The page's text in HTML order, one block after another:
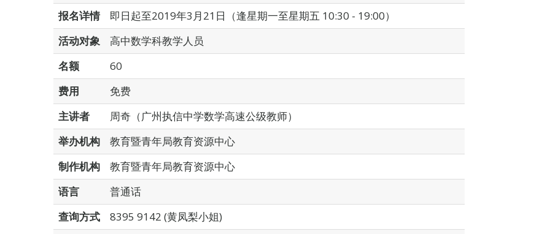
报名详情
即日起至2019年3月21日（逢星期一至星期五 10:30 - 19:00）
活动对象
高中数学科教学人员
名额
60
费用
免费
主讲者
周奇（广州执信中学数学高速公级教师）
举办机构
教育暨青年局教育资源中心
制作机构
教育暨青年局教育资源中心
语言
普通话
查询方式
8395 9142 (黄凤梨小姐)